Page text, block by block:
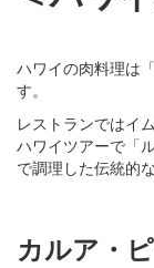
ハワイの肉料理は
す。
レストランではイ
ハワイツアーで「
で調理した伝統的
カルア・